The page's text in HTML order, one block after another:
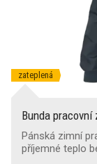
zateplená
Bunda pracovní
Pánská zimní
příjemné teplo